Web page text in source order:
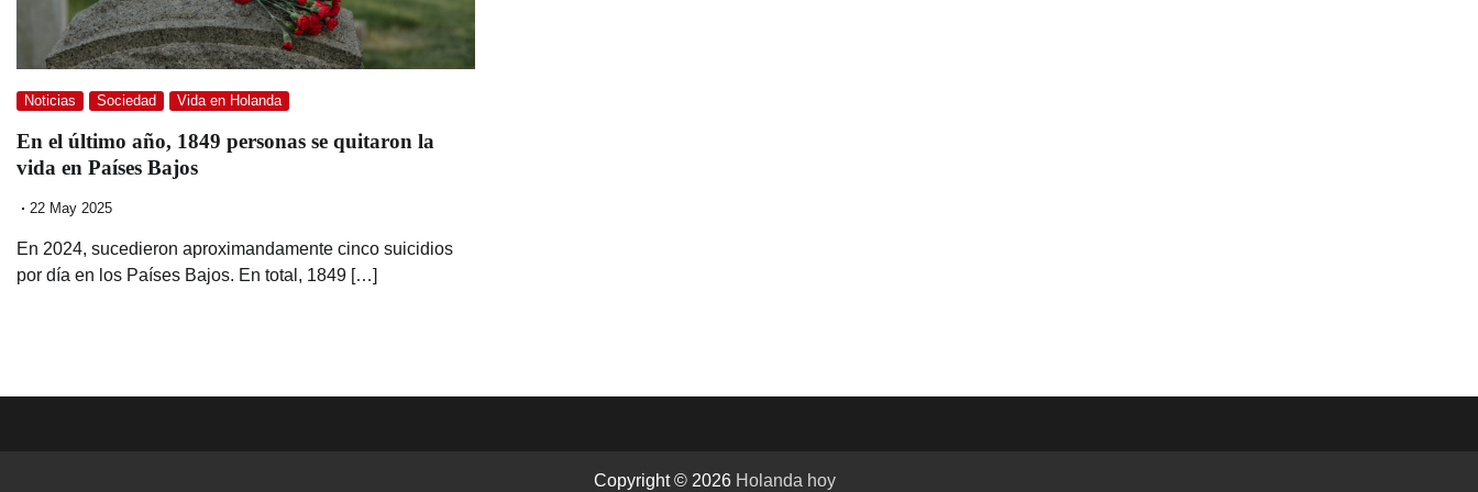
Noticias Sociedad Vida en Holanda
En el último año, 1849 personas se quitaron la
vida en Países Bajos
22 May 2025
En 2024, sucedieron aproximandamente cinco suicidios
por día en los Países Bajos. En total, 1849 […]
Copyright © 2026 Holanda hoy